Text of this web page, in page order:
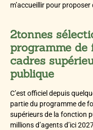
m’accueillir pour
2tonnes
programme
cadres
publique
C’est officiel depuis
partie du programme de
supérieurs de la fonction
millions d’agents d’ici